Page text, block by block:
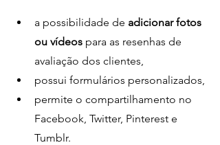
a possibilidade de adicionar fotos
ou vídeos para as resenhas de
avaliação dos clientes,
possui formulários personalizados,
permite o compartilhamento no
Facebook, Twitter, Pinterest e
Tumblr.